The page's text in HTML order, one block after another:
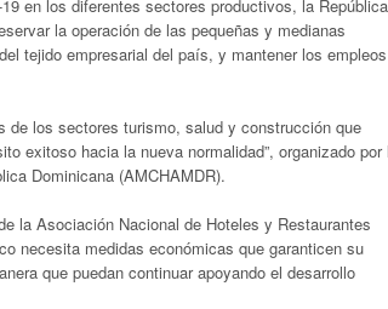
en los diferentes sectores productivos, la República
la operación de las pequeñas y medianas
tejido empresarial del país, y mantener los empleos
de los sectores turismo, salud y construcción que
exitoso hacia la nueva normalidad”, organizado por
Dominicana (AMCHAMDR).
la Asociación Nacional de Hoteles y Restaurantes
necesita medidas económicas que garanticen su
que puedan continuar apoyando el desarrollo